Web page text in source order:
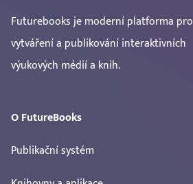
Futurebooks je moderní platforma pro
vytváření a publikování interaktivních
výukových médií a knih.
O FutureBooks
Publikační systém